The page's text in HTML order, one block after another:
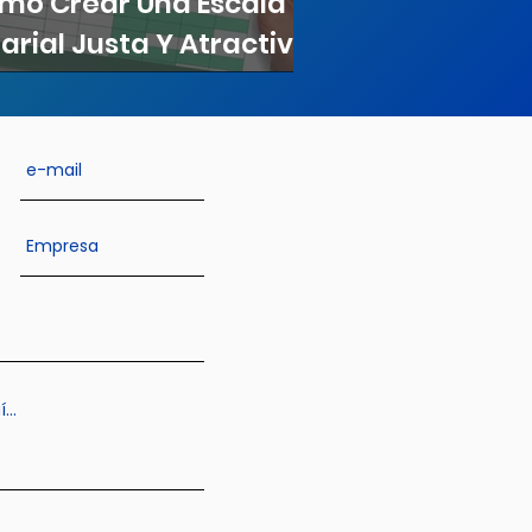
Justa Y Atractiva
Tus Empleados